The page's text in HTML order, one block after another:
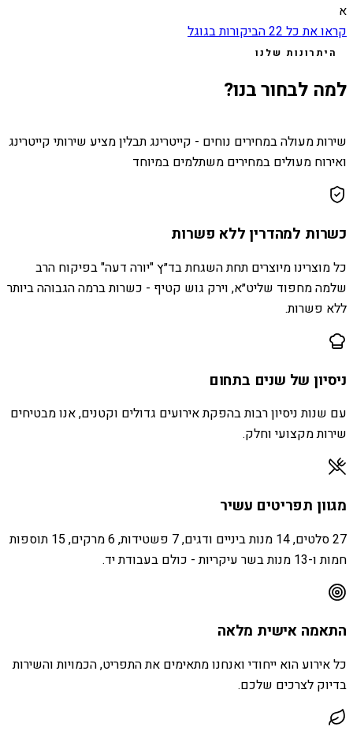
א
קראו את כל 22הביקורות בגוגל
היתרונות שלנו
למה לבחור בנו?
שירות מעולה במחירים נוחים - קייטרינג תבלין מציע שירותי קייטרינג
ואירוח מעולים במחירים משתלמים במיוחד
כשרות למהדרין ללא פשרות
כל מוצרינו מיוצרים תחת השגחת בד״ץ "יורה דעה" בפיקוח הרב
שלמה מחפוד שליט״א, וירק גוש קטיף - כשרות ברמה הגבוהה ביותר
ללא פשרות.
ניסיון של שנים בתחום
עם שנות ניסיון רבות בהפקת אירועים גדולים וקטנים, אנו מבטיחים
שירות מקצועי וחלק.
מגוון תפריטים עשיר
27 סלטים, 14 מנות ביניים ודגים, 7 פשטידות, 6 מרקים, 15 תוספות
חמות ו-13 מנות בשר עיקריות - כולם בעבודת יד.
התאמה אישית מלאה
כל אירוע הוא ייחודי ואנחנו מתאימים את התפריט, הכמויות והשירות
בדיוק לצרכים שלכם.